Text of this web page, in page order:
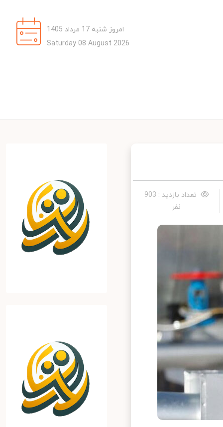
امروز شنبه 17 مرداد 1405
Saturday 08 August 2026
تعداد بازدید : 903
نفر